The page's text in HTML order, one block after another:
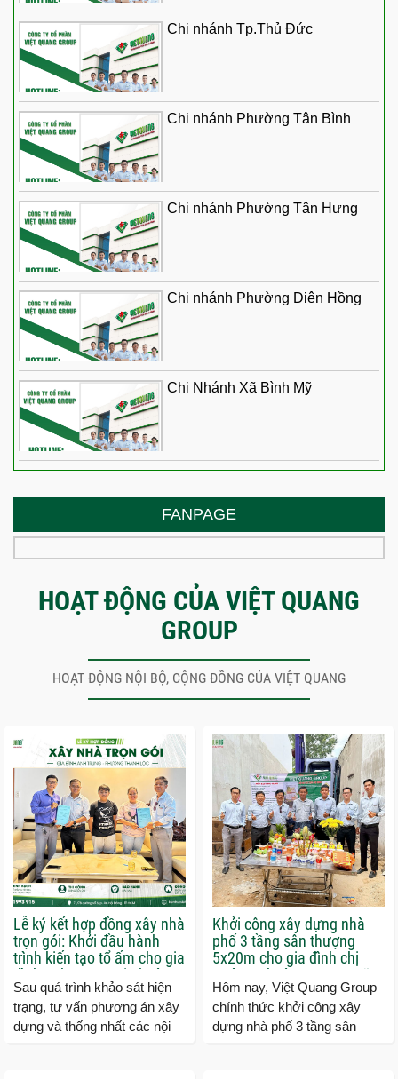
Chi nhánh Tp.Thủ Đức
Chi nhánh Phường Tân Bình
Chi nhánh Phường Tân Hưng
Chi nhánh Phường Diên Hồng
Chi Nhánh Xã Bình Mỹ
FANPAGE
HOẠT ĐỘNG CỦA VIỆT QUANG
GROUP
HOẠT ĐỘNG NỘI BỘ, CỘNG ĐỒNG CỦA VIỆT QUANG
Lễ ký kết hợp đồng xây nhà
trọn gói: Khởi đầu hành
trình kiến tạo tổ ấm cho gia
đình anh Trung tại phường
Thạnh Lộc
Sau quá trình khảo sát hiện
trạng, tư vấn phương án xây
dựng và thống nhất các nội
Khởi công xây dựng nhà
phố 3 tầng sân thượng
5x20m cho gia đình chị
Hường phường Trung Mỹ
Tây
Hôm nay, Việt Quang Group
chính thức khởi công xây
dựng nhà phố 3 tầng sân